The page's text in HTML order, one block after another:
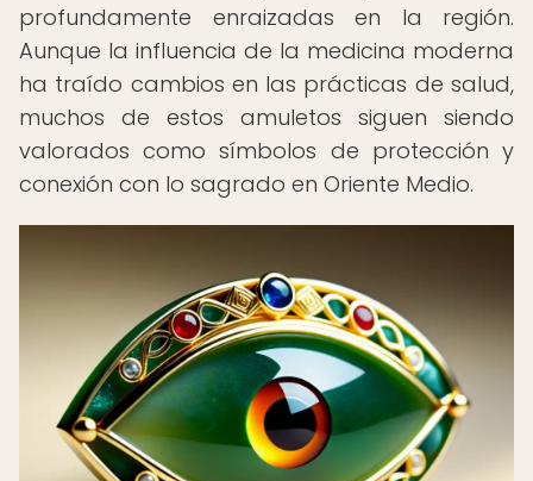
profundamente enraizadas en la región.
Aunque la influencia de la medicina moderna
ha traído cambios en las prácticas de salud,
muchos de estos amuletos siguen siendo
valorados como símbolos de protección y
conexión con lo sagrado en Oriente Medio.